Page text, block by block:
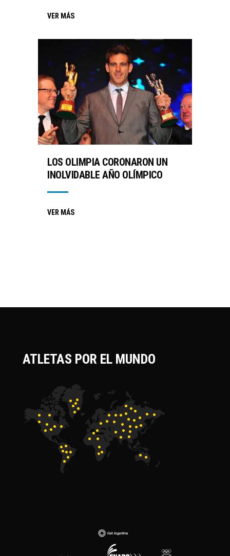
VER MÁS
LOS OLIMPIA CORONARON UN
INOLVIDABLE AÑO OLÍMPICO
VER MÁS
ATLETAS POR EL MUNDO